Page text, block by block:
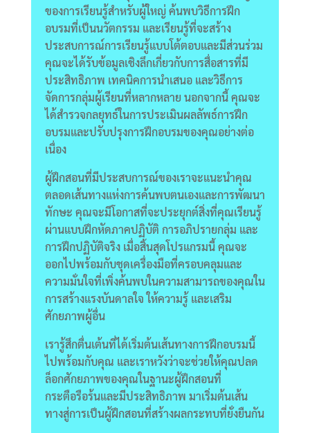
ของการเรียนรู้สำหรับผู้ใหญ่ ค้นพบวิธีการฝึก
อบรมที่เป็นนวัตกรรม และเรียนรู้ที่จะสร้าง
ประสบการณ์การเรียนรู้แบบโต้ตอบและมีส่วนร่วม
คุณจะได้รับข้อมูลเชิงลึกเกี่ยวกับการสื่อสารที่มี
ประสิทธิภาพ เทคนิคการนำเสนอ และวิธีการ
จัดการกลุ่มผู้เรียนที่หลากหลาย นอกจากนี้ คุณจะ
ได้สำรวจกลยุทธ์ในการประเมินผลลัพธ์การฝึก
อบรมและปรับปรุงการฝึกอบรมของคุณอย่างต่อ
เนื่อง
ผู้ฝึกสอนที่มีประสบการณ์ของเราจะแนะนำคุณ
ตลอดเส้นทางแห่งการค้นพบตนเองและการพัฒนา
ทักษะ คุณจะมีโอกาสที่จะประยุกต์สิ่งที่คุณเรียนรู้
ผ่านแบบฝึกหัดภาคปฏิบัติ การอภิปรายกลุ่ม และ
การฝึกปฏิบัติจริง เมื่อสิ้นสุดโปรแกรมนี้ คุณจะ
ออกไปพร้อมกับชุดเครื่องมือที่ครอบคลุมและ
ความมั่นใจที่เพิ่งค้นพบในความสามารถของคุณใน
การสร้างแรงบันดาลใจ ให้ความรู้ และเสริม
ศักยภาพผู้อื่น
เรารู้สึกตื่นเต้นที่ได้เริ่มต้นเส้นทางการฝึกอบรมนี้
ไปพร้อมกับคุณ และเราหวังว่าจะช่วยให้คุณปลด
ล็อกศักยภาพของคุณในฐานะผู้ฝึกสอนที่
กระตือรือร้นและมีประสิทธิภาพ มาเริ่มต้นเส้น
ทางสู่การเป็นผู้ฝึกสอนที่สร้างผลกระทบที่ยั่งยืนกัน